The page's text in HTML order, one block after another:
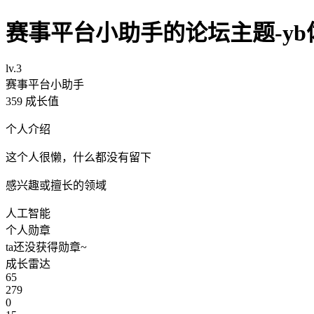
赛事平台小助手的论坛主题-yb
lv.3
赛事平台小助手
359 成长值
个人介绍
这个人很懒，什么都没有留下
感兴趣或擅长的领域
人工智能
个人勋章
ta还没获得勋章~
成长雷达
65
279
0